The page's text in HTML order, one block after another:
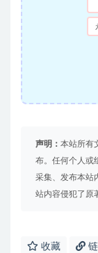
声明： 本站所有
布。任何个人或
采集、发布本站
站内容侵犯了原
收藏